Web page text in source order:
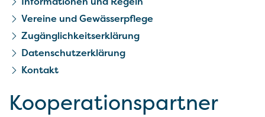
Vereine und Gewässerpflege
Zugänglichkeitserklärung
Datenschutzerklärung
Kontakt
Kooperationspartner